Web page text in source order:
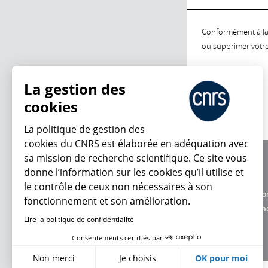
Conformément à
ou supprimer
Charte
Données
La gestion des
cookies
La politique de gestion des
cookies du CNRS est élaborée en adéquation avec
sa mission de recherche scientifique. Ce site vous
donne l’information sur les cookies qu’il utilise et
le contrôle de ceux non nécessaires à son
fonctionnement et son amélioration.
Lire la politique de confidentialité
Consentements certifiés par
Non merci Je choisis OK pour moi